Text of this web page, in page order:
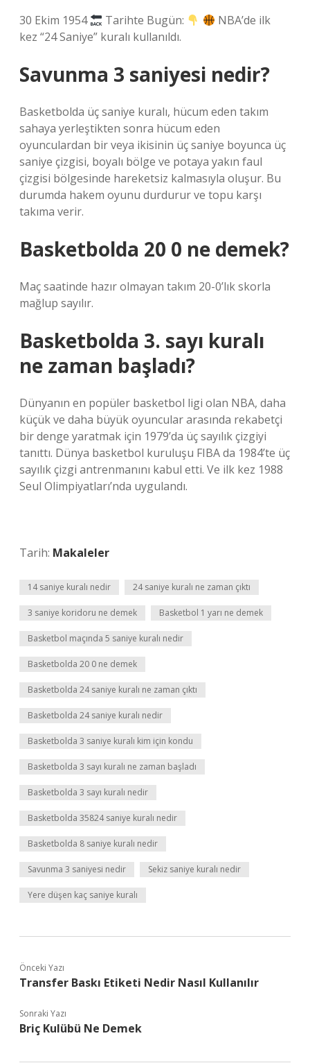
30 Ekim 1954 Tarihte Bugün:
NBA’de ilk
kez “24 Saniye” kuralı kullanıldı.
Savunma 3 saniyesi nedir?
Basketbolda üç saniye kuralı, hücum eden takım
sahaya yerleştikten sonra hücum eden
oyunculardan bir veya ikisinin üç saniye boyunca üç
saniye çizgisi, boyalı bölge ve potaya yakın faul
çizgisi bölgesinde hareketsiz kalmasıyla oluşur. Bu
durumda hakem oyunu durdurur ve topu karşı
takıma verir.
Basketbolda 20 0 ne demek?
Maç saatinde hazır olmayan takım 20-0’lık skorla
mağlup sayılır.
Basketbolda 3. sayı kuralı
ne zaman başladı?
Dünyanın en popüler basketbol ligi olan NBA, daha
küçük ve daha büyük oyuncular arasında rekabetçi
bir denge yaratmak için 1979’da üç sayılık çizgiyi
tanıttı. Dünya basketbol kuruluşu FIBA ​​da 1984’te üç
sayılık çizgi antrenmanını kabul etti. Ve ilk kez 1988
Seul Olimpiyatları’nda uygulandı.
Tarih: Makaleler
14 saniye kuralı nedir 24 saniye kuralı ne zaman çıktı
3 saniye koridoru ne demek Basketbol 1 yarı ne demek
Basketbol maçında 5 saniye kuralı nedir
Basketbolda 20 0 ne demek
Basketbolda 24 saniye kuralı ne zaman çıktı
Basketbolda 24 saniye kuralı nedir
Basketbolda 3 saniye kuralı kim için kondu
Basketbolda 3 sayı kuralı ne zaman başladı
Basketbolda 3 sayı kuralı nedir
Basketbolda 35824 saniye kuralı nedir
Basketbolda 8 saniye kuralı nedir
Savunma 3 saniyesi nedir Sekiz saniye kuralı nedir
Yere düşen kaç saniye kuralı
Önceki Yazı
Transfer Baskı Etiketi Nedir Nasıl Kullanılır
Sonraki Yazı
Briç Kulübü Ne Demek